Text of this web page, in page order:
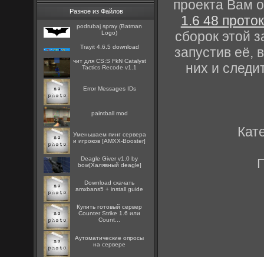
Разное из Файлов
podrubaj spray (Batman
Logo)
Trayit 4.6.5 download
чит для CS:S FkN Catalyst
Tactics Recode v1.1
Error Messages IDs
paintball mod
Уменьшаем пинг сервера
и игроков [AMXX-Booster]
Deagle Giver v1.0 by
bow[Халявный deagle]
Download скачать
amxbans5 + install guide
Купить готовый сервер
Counter Strike 1.6 или
Count...
Аутоматические опросы
на сервере
проекта Вам
1.6 48
сборок этой
запустив её,
них и